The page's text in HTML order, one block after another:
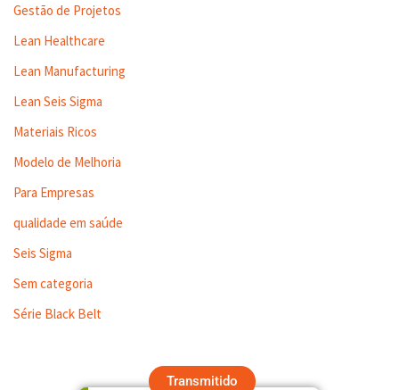
Gestão de Projetos
Lean Healthcare
Lean Manufacturing
Lean Seis Sigma
Materiais Ricos
Modelo de Melhoria
Para Empresas
qualidade em saúde
Seis Sigma
Sem categoria
Série Black Belt
Transmitido